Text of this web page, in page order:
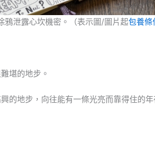
鴉泄露心坎機密。（表示圖/圖片起包養條
堪的地步。
的地步，向往能有一條光亮而靠得住的